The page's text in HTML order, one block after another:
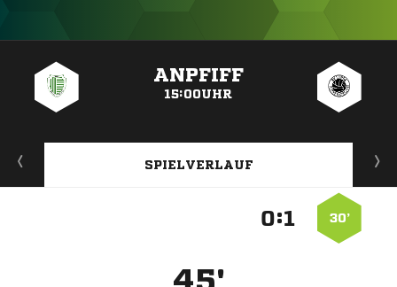
ANPFIFF
15:00UHR
SPIELVERLAUF
30’
:
45'